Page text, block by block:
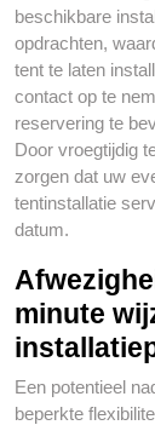
beschikbare
opdrachten,
tent te laten
contact op te
reservering te
Door vroegtijdig
zorgen dat uw
tentinstallatie
datum.
minute
Een potentieel
beperkte